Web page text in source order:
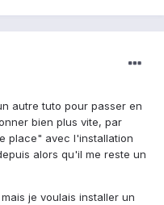
autre tuto pour passer en
bien plus vite, par
place" avec l'installation
alors qu'il me reste un
je voulais installer un